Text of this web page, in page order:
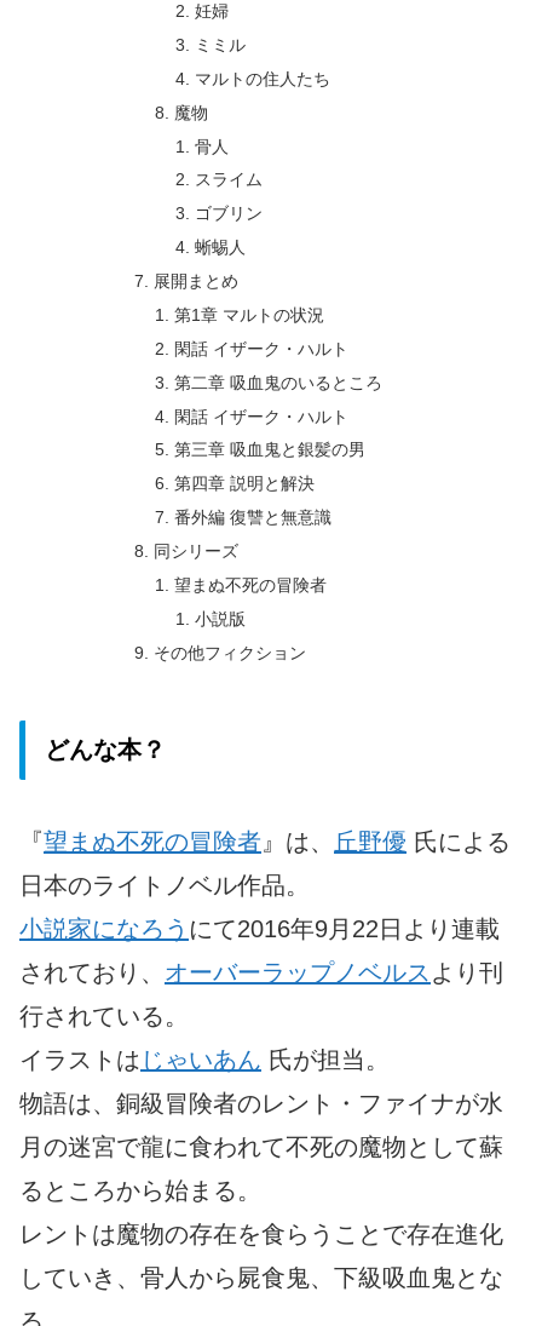
妊婦
ミミル
マルトの住人たち
魔物
骨人
スライム
ゴブリン
蜥蜴人
展開まとめ
第1章 マルトの状況
閑話 イザーク・ハルト
第二章 吸血鬼のいるところ
閑話 イザーク・ハルト
第三章 吸血鬼と銀髪の男
第四章 説明と解決
番外編 復讐と無意識
同シリーズ
望まぬ不死の冒険者
小説版
その他フィクション
どんな本？
『望まぬ不死の冒険者 』は、 丘野優 氏による
日本のライトノベル作品。
小説家になろう にて2016年9月22日より連載
されており、 オーバーラップノベルス より刊
行されている。
イラストは じゃいあん 氏が担当。
物語は、銅級冒険者のレント・ファイナが水
月の迷宮で龍に食われて不死の魔物として蘇
るところから始まる。
レントは魔物の存在を食らうことで存在進化
していき、骨人から屍食鬼、下級吸血鬼とな
る。